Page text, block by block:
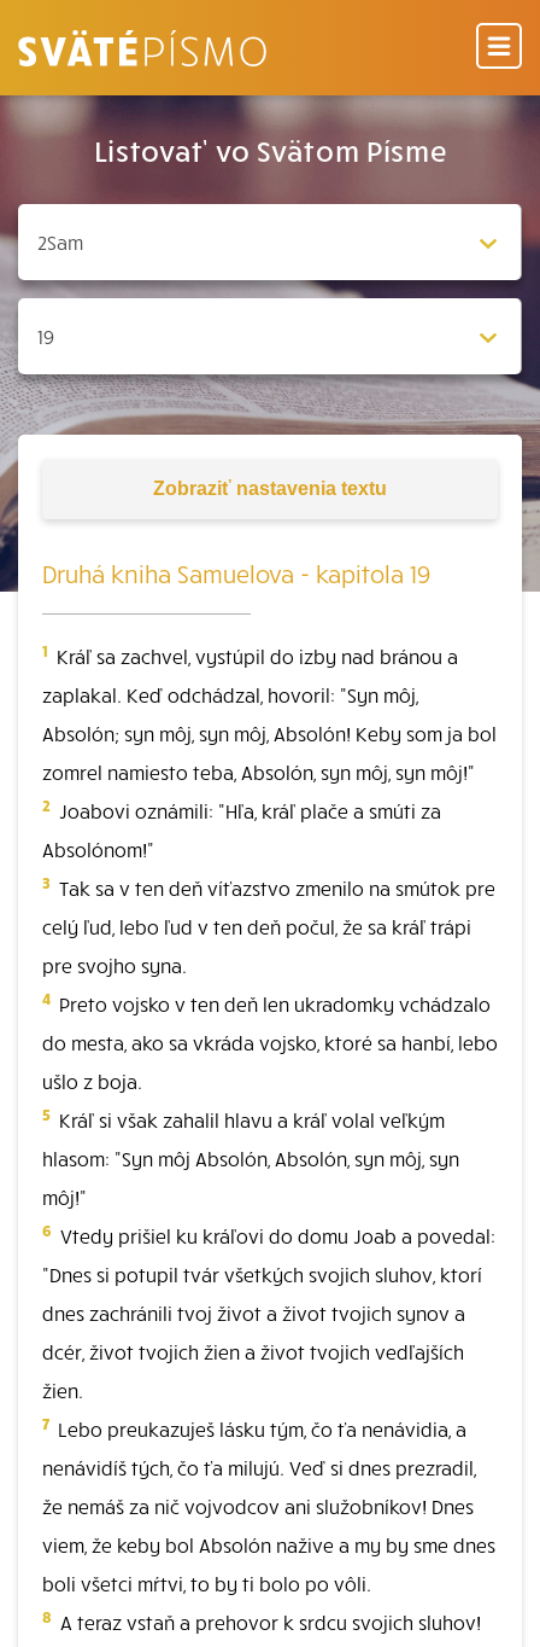
Listovať vo Svätom Písme
Zobraziť nastavenia textu
Druhá kniha Samuelova - kapitola 19
1 Kráľ sa zachvel, vystúpil do izby nad bránou a
zaplakal. Keď odchádzal, hovoril: "Syn môj,
Absolón; syn môj, syn môj, Absolón! Keby som ja bol
zomrel namiesto teba, Absolón, syn môj, syn môj!"
2 Joabovi oznámili: "Hľa, kráľ plače a smúti za
Absolónom!"
3 Tak sa v ten deň víťazstvo zmenilo na smútok pre
celý ľud, lebo ľud v ten deň počul, že sa kráľ trápi
pre svojho syna.
4 Preto vojsko v ten deň len ukradomky vchádzalo
do mesta, ako sa vkráda vojsko, ktoré sa hanbí, lebo
ušlo z boja.
5 Kráľ si však zahalil hlavu a kráľ volal veľkým
hlasom: "Syn môj Absolón, Absolón, syn môj, syn
môj!"
6 Vtedy prišiel ku kráľovi do domu Joab a povedal:
"Dnes si potupil tvár všetkých svojich sluhov, ktorí
dnes zachránili tvoj život a život tvojich synov a
dcér, život tvojich žien a život tvojich vedľajších
žien.
7 Lebo preukazuješ lásku tým, čo ťa nenávidia, a
nenávidíš tých, čo ťa milujú. Veď si dnes prezradil,
že nemáš za nič vojvodcov ani služobníkov! Dnes
viem, že keby bol Absolón nažive a my by sme dnes
boli všetci mŕtvi, to by ti bolo po vôli.
8 A teraz vstaň a prehovor k srdcu svojich sluhov!